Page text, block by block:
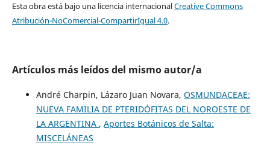
Esta obra está bajo una licencia internacionalCreative Commons
Atribución-NoComercial-CompartirIgual 4.0.
Artículos más leídos del mismo autor/a
André Charpin, Lázaro Juan Novara, OSMUNDACEAE:
NUEVA FAMILIA DE PTERIDÓFITAS DEL NOROESTE DE
LA ARGENTINA , Aportes Botánicos de Salta:
MISCELÁNEAS